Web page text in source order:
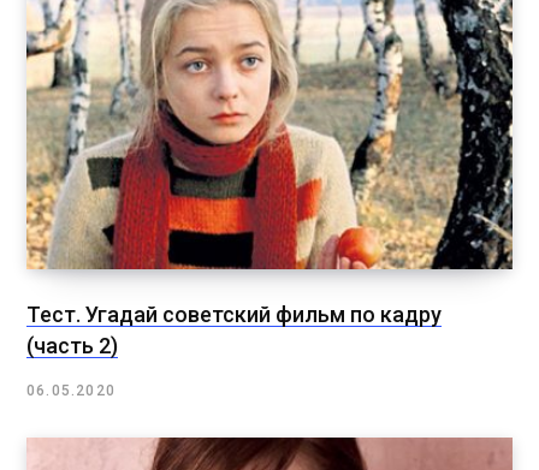
Тест. Угадай советский фильм по кадру
(часть 2)
06.05.2020